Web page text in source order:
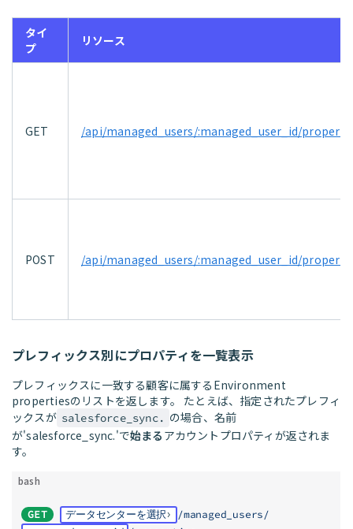
タイ
プ
リソース
GET /api/managed_users/:managed_user_id/
POST /api/managed_users/:managed_user_id/
プレフィックス別にプロパティを一覧表示
プレフィックスに一致する顧客に属するEnvironment
propertiesのリストを返します。 たとえば、指定されたプレフィ
ックスが salesforce_sync. の場合、名前
が'salesforce_sync.'で始まる アカウントプロパティが返されま
す。
bash
GET データセンターを選択
/managed_users/